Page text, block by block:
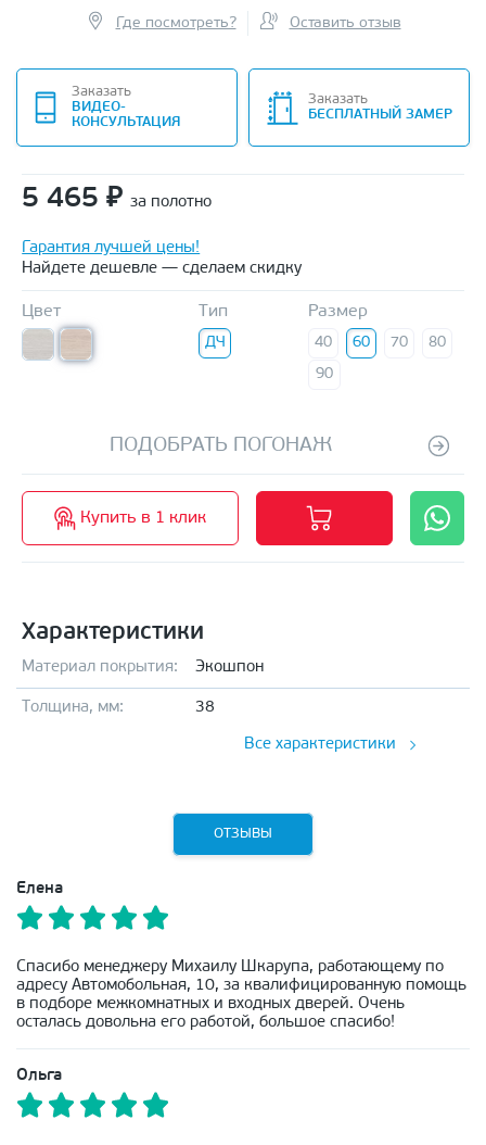
Где посмотреть? Оставить отзыв
Заказать
ВИДЕО-
КОНСУЛЬТАЦИЯ
Заказать
БЕСПЛАТНЫЙ ЗАМЕР
5 465 ₽ за полотно
Гарантия лучшей цены!
Найдете дешевле — сделаем скидку
Цвет Тип
ДЧ
Размер
40 60 70
80
90
ПОДОБРАТЬ ПОГОНАЖ
Купить в 1 клик
Характеристики
Материал покрытия: Экошпон
Толщина, мм: 38
Все характеристики
ОТЗЫВЫ
Елена
Спасибо менеджеру Михаилу Шкарупа, работающему по
адресу Автомобольная, 10, за квалифицированную помощь
в подборе межкомнатных и входных дверей. Очень
осталась довольна его работой, большое спасибо!
Ольга